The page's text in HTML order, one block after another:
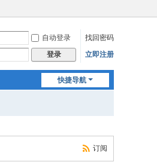
自动登录
找回密码
登录 立即注册
快捷导航
订阅